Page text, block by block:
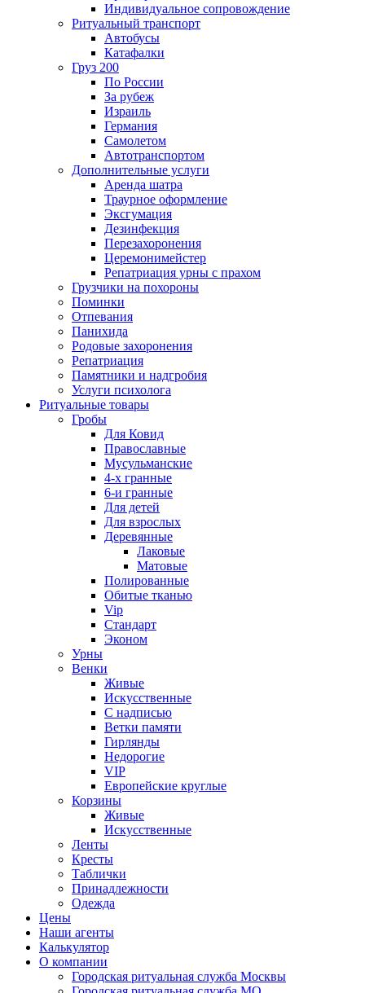
Индивидуальное сопровождение
Ритуальный транспорт
Автобусы
Катафалки
Груз 200
По России
За рубеж
Израиль
Германия
Самолетом
Автотранспортом
Дополнительные услуги
Аренда шатра
Траурное оформление
Эксгумация
Дезинфекция
Перезахоронения
Церемонимейстер
Репатриация урны с прахом
Грузчики на похороны
Поминки
Отпевания
Панихида
Родовые захоронения
Репатриация
Памятники и надгробия
Услуги психолога
Ритуальные товары
Гробы
Для Ковид
Православные
Мусульманские
4-х гранные
6-и гранные
Для детей
Для взрослых
Деревянные
Лаковые
Матовые
Полированные
Обитые тканью
Vip
Стандарт
Эконом
Урны
Венки
Живые
Искусственные
С надписью
Ветки памяти
Гирлянды
Недорогие
VIP
Европейские круглые
Корзины
Живые
Искусственные
Ленты
Кресты
Таблички
Принадлежности
Одежда
Цены
Наши агенты
Калькулятор
О компании
Городская ритуальная служба Москвы